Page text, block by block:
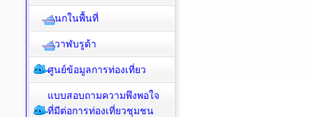
นกในพื้นที่
วาฬบรูด้า
ศูนย์ข้อมูลการท่องเที่ยว
แบบสอบถามความพึงพอใจ
ที่มีต่อการท่องเที่ยวชุมชน